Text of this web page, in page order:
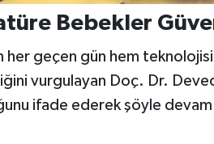
Bebekler
her geçen gün hem
vurgulayan Doç. Dr.
ifade ederek şöyle